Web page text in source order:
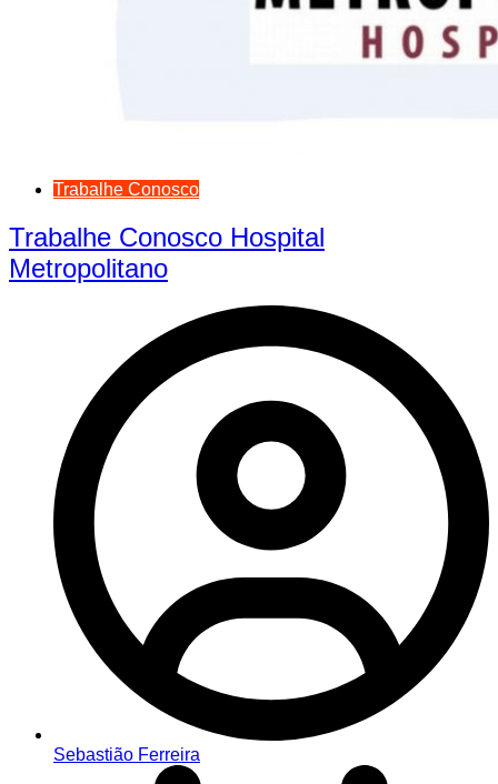
Trabalhe Conosco
Trabalhe Conosco Hospital
Metropolitano
Sebastião Ferreira